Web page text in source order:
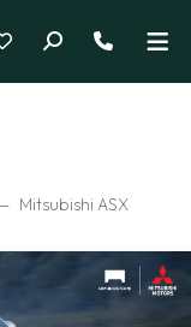
Mitsubishi ASX